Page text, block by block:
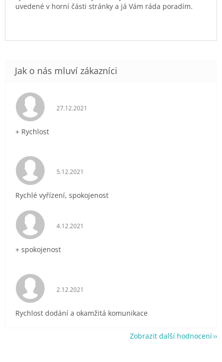
uvedené v horní části stránky a já Vám ráda poradím.
Hodnocení obchodu je 5 z 5 hvězdiček.
27.12.2021
+ Rychlost
Hodnocení obchodu je 5 z 5 hvězdiček.
5.12.2021
Rychlé vyřízení, spokojenost
Hodnocení obchodu je 5 z 5 hvězdiček.
4.12.2021
+ spokojenost
Hodnocení obchodu je 5 z 5 hvězdiček.
2.12.2021
Rychlost dodání a okamžitá komunikace
Zobrazit další hodnocení